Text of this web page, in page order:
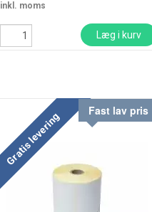
inkl. moms
Læg i kurv
Gratis levering Fast lav pris